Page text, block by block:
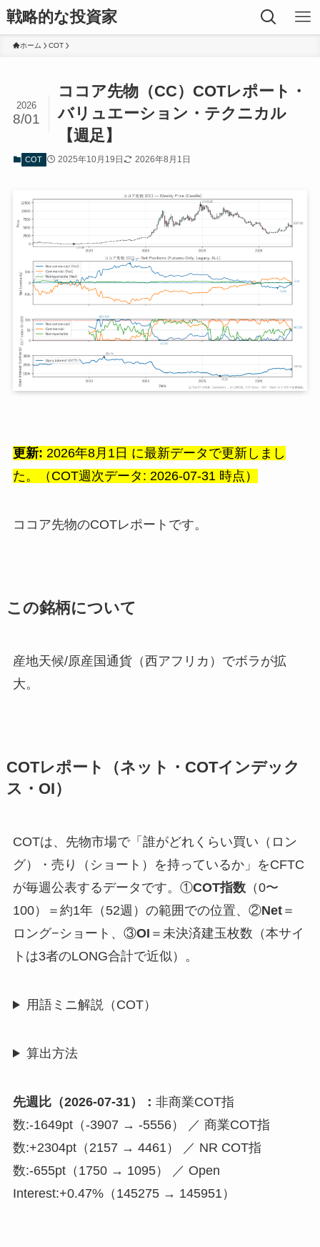
戦略的な投資家
ホーム COT
ココア先物（CC）COTレポート・
バリュエーション・テクニカル
【週足】
2026
8/01
COT 2025年10月19日 2026年8月1日
更新: 2026年8月1日 に最新データで更新しまし
た。（COT週次データ: 2026-07-31 時点）
ココア先物のCOTレポートです。
この銘柄について
産地天候/原産国通貨（西アフリカ）でボラが拡
大。
COTレポート（ネット・COTインデック
ス・OI）
COTは、先物市場で「誰がどれくらい買い（ロン
グ）・売り（ショート）を持っているか」をCFTC
が毎週公表するデータです。①COT指数（0〜
100）＝約1年（52週）の範囲での位置、②Net＝
ロング−ショート、③OI ＝未決済建玉枚数（本サイ
トは3者のLONG合計で近似）。
用語ミニ解説（COT）
算出方法
先週比（2026-07-31）： 非商業COT指
数:-1649pt（-3907 → -5556） ／ 商業COT指
数:+2304pt（2157 → 4461） ／ NR COT指
数:-655pt（1750 → 1095） ／ Open
Interest:+0.47%（145275 → 145951）